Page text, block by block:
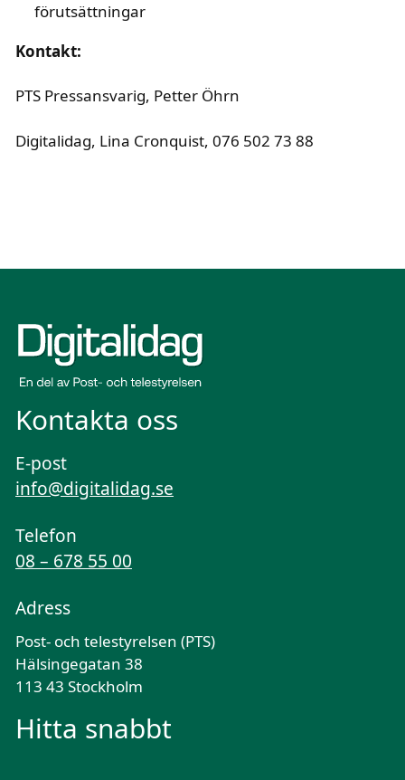
förutsättningar
text i fetstil
Kontakt:
PTS Pressansvarig, Petter Öhrn
Digitalidag, Lina Cronquist, 076 502 73 88
Kontakta oss
E-post
info@digitalidag.se
Telefon
08 – 678 55 00
Adress
Post- och telestyrelsen (PTS)
Hälsingegatan 38
113 43 Stockholm
Hitta snabbt